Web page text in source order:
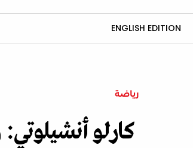
ENGLISH EDITION
رياضة
كارلو